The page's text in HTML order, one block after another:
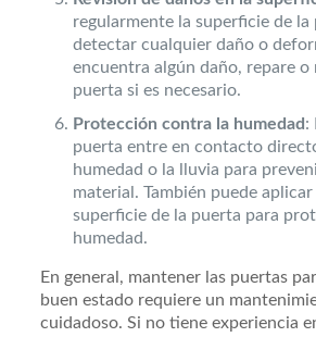
regularmente la superficie de la
detectar cualquier daño o
encuentra algún daño, repare o
puerta si es necesario.
Protección contra la humedad :
puerta entre en contacto
humedad o la lluvia para
material. También puede
superficie de la puerta para
humedad.
En general, mantener las puertas
buen estado requiere un
cuidadoso. Si no tiene experiencia